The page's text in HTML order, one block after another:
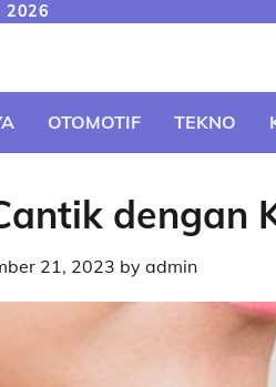
2026
OTOMOTIF TEKNO
dengan
21, 2023 by admin